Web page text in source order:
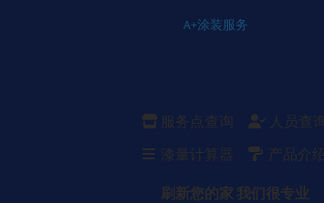
A+涂装服务
服务点查询
人员查询
漆量计算器
产品介绍
刷新您的家 我们很专业